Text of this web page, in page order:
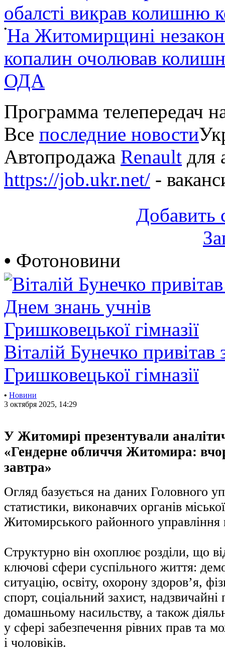
обалсті викрав колишню
•На Житомирщині
копалин очолював
ОДА
Программа телепередач
Все последние новости
Автопродажа Renault для
https://job.ukr.net/ -
Добавить
• Фотоновини
Віталій Бунечко
Гришковецької гімназії
• Новини
3 октября 2025, 14:29
У Житомирі презентували
«Гендерне обличчя Житомира:
завтра»
Огляд базується на даних Головного
статистики, виконавчих органів
Житомирського районного
Структурно він охоплює розділи, що
ключові сфери суспільного життя:
ситуацію, освіту, охорону здоров’я,
спорт, соціальний захист, надзвичайні
домашньому насильству, а також
у сфері забезпечення рівних прав та
і чоловіків.